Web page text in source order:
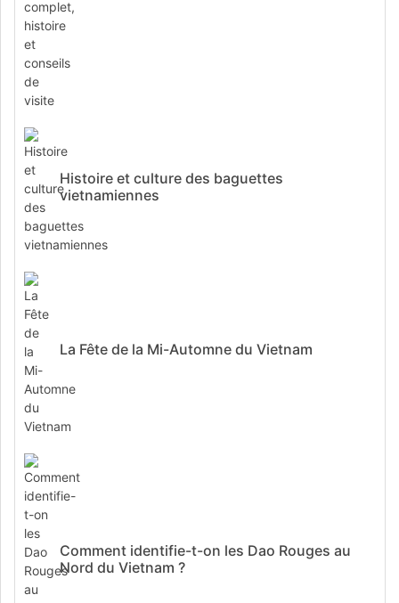
Histoire et culture des baguettes
vietnamiennes
La Fête de la Mi-Automne du Vietnam
Comment identifie-t-on les Dao Rouges au
Nord du Vietnam ?